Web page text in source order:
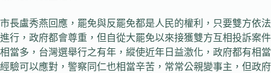
市長盧秀燕回應，罷免與反罷免都是人民的權利，只要雙方依法
進行，政府都會尊重，但自從大罷免以來接獲雙方互相投訴案件
相當多，台灣選舉行之有年，縱使近年日益激化，政府都有相當
經驗可以應對，警察同仁也相當辛苦，常常公親變事主，但政府